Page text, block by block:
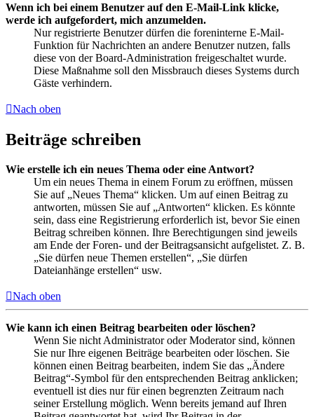
Wenn ich bei einem Benutzer auf den E-Mail-Link klicke,
werde ich aufgefordert, mich anzumelden.
Nur registrierte Benutzer dürfen die foreninterne E-Mail-
Funktion für Nachrichten an andere Benutzer nutzen, falls
diese von der Board-Administration freigeschaltet wurde.
Diese Maßnahme soll den Missbrauch dieses Systems durch
Gäste verhindern.
Nach oben
Beiträge schreiben
Wie erstelle ich ein neues Thema oder eine Antwort?
Um ein neues Thema in einem Forum zu eröffnen, müssen
Sie auf „Neues Thema“ klicken. Um auf einen Beitrag zu
antworten, müssen Sie auf „Antworten“ klicken. Es könnte
sein, dass eine Registrierung erforderlich ist, bevor Sie einen
Beitrag schreiben können. Ihre Berechtigungen sind jeweils
am Ende der Foren- und der Beitragsansicht aufgelistet. Z. B.
„Sie dürfen neue Themen erstellen“, „Sie dürfen
Dateianhänge erstellen“ usw.
Nach oben
Wie kann ich einen Beitrag bearbeiten oder löschen?
Wenn Sie nicht Administrator oder Moderator sind, können
Sie nur Ihre eigenen Beiträge bearbeiten oder löschen. Sie
können einen Beitrag bearbeiten, indem Sie das „Ändere
Beitrag“-Symbol für den entsprechenden Beitrag anklicken;
eventuell ist dies nur für einen begrenzten Zeitraum nach
seiner Erstellung möglich. Wenn bereits jemand auf Ihren